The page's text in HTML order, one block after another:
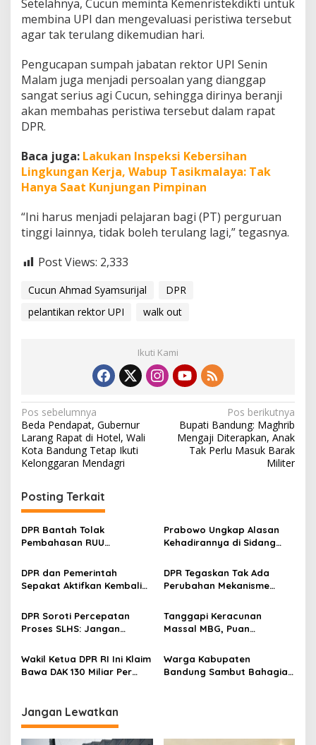
Setelahnya, Cucun meminta Kemenristekdikti untuk
membina UPI dan mengevaluasi peristiwa tersebut
agar tak terulang dikemudian hari.
Pengucapan sumpah jabatan rektor UPI Senin
Malam juga menjadi persoalan yang dianggap
sangat serius agi Cucun, sehingga dirinya beranji
akan membahas peristiwa tersebut dalam rapat
DPR.
Baca juga: Lakukan Inspeksi Kebersihan
Lingkungan Kerja, Wabup Tasikmalaya: Tak
Hanya Saat Kunjungan Pimpinan
“Ini harus menjadi pelajaran bagi (PT) perguruan
tinggi lainnya, tidak boleh terulang lagi,” tegasnya.
Post Views: 2,333
Cucun Ahmad Syamsurijal
DPR
pelantikan rektor UPI
walk out
Ikuti Kami
N
a
v
g
a
s
p
o
s
Pos sebelumnya
Beda Pendapat, Gubernur
Larang Rapat di Hotel, Wali
Kota Bandung Tetap Ikuti
Kelonggaran Mendagri
Pos berikutnya
Bupati Bandung: Maghrib
Mengaji Diterapkan, Anak
Tak Perlu Masuk Barak
Militer
Posting Terkait
DPR Bantah Tolak
Pembahasan RUU
Prabowo Ungkap Alasan
Kehadirannya di Sidang
DPR dan Pemerintah
Sepakat Aktifkan Kembali
Masyarakat Miskin
DPR Tegaskan Tak Ada
Perubahan Mekanisme
Rencana Pembahasan
DPR Soroti Percepatan
Proses SLHS: Jangan
Tanggapi Keracunan
Massal MBG, Puan
Evaluasi dari Hulu
Wakil Ketua DPR RI Ini Klaim
Bawa DAK 130 Miliar Per
Warga Kabupaten
Bandung Sambut Bahagia
Jangan Lewatkan